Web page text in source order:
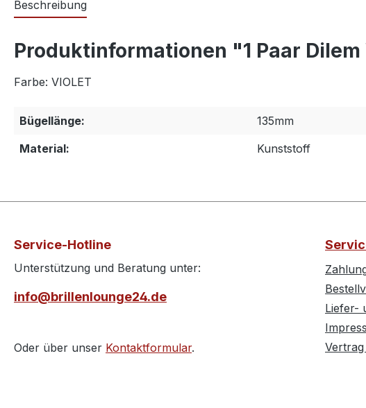
Beschreibung
Produktinformationen "1 Paar
Farbe: VIOLET
Bügellänge:
135mm
Material:
Kunststoff
Service-Hotline
Unterstützung und Beratung unter:
info@brillenlounge24.de
Oder über unser Kontaktformular.
Liefer-